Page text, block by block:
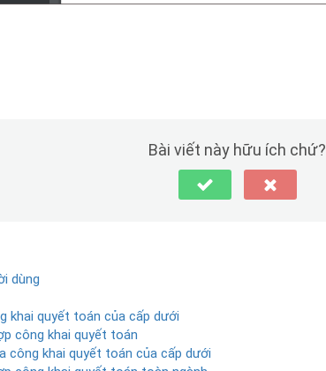
Bài viết này hữu ích chứ?
dùng
khai quyết toán của cấp dưới
công khai quyết toán
công khai quyết toán của cấp dưới